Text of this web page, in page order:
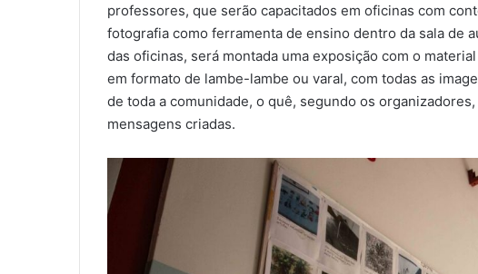
professores, que serão capacitados em oficinas com
fotografia como ferramenta de ensino dentro da sala de
das oficinas, será montada uma exposição com o
em formato de lambe-lambe ou varal, com todas as
de toda a comunidade, o quê, segundo os
mensagens criadas.